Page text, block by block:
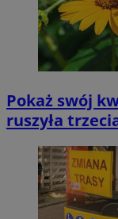
Pokaż swój
ruszyła